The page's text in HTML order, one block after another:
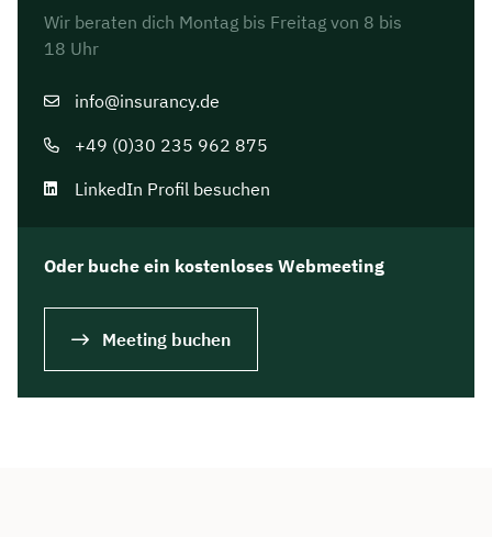
Wir beraten dich Montag bis Freitag von 8 bis
18 Uhr
info@insurancy.de
+49 (0)30 235 962 875
LinkedIn Profil besuchen
Oder buche ein kostenloses Webmeeting
Meeting buchen